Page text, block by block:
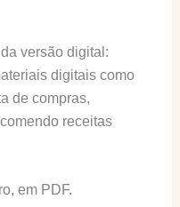
versão digital:
digitais como
de compras,
receitas
em PDF.